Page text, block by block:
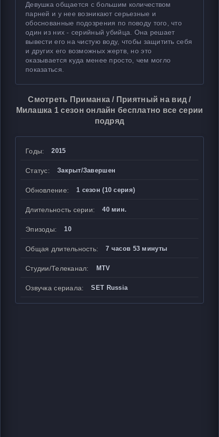
Девушка общается с большим количеством
парней и у нее возникают серьезные и
обоснованные подозрения по поводу того, что
один из них - серийный убийца. Она решает
вывести его на чистую воду, чтобы защитить себя
и других его возможных жертв, но это
оказывается куда менее просто, чем могло
показаться.
Смотреть Приманка / Приятный на вид /
Милашка 1 сезон онлайн бесплатно все серии
подряд
Годы: 2015
Статус: Закрыт/Завершен
Обновление: 1 сезон (10 серия)
Длительность серии: 40 мин.
Эпизоды: 10
Общая длительность: 7 часов 53 минуты
Студии/Телеканал: MTV
Озвучка сериала: SET Russia